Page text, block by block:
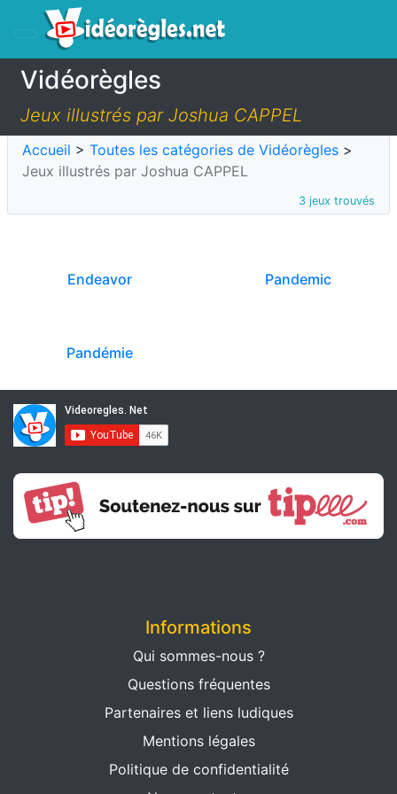
Vidéorègles
Jeux illustrés par Joshua CAPPEL
Accueil > Toutes les catégories de Vidéorègles >
Jeux illustrés par Joshua CAPPEL
3 jeux trouvés
Endeavor Pandemic
Pandémie
Informations
Qui sommes-nous ?
Questions fréquentes
Partenaires et liens ludiques
Mentions légales
Politique de confidentialité